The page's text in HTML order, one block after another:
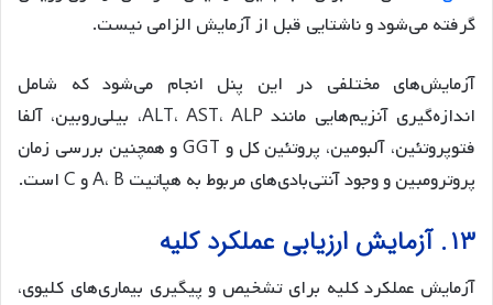
گرفته می‌شود و ناشتایی قبل از آزمایش الزامی نیست.
آزمایش‌های مختلفی در این پنل انجام می‌شود که شامل
اندازه‌گیری آنزیم‌هایی مانند ALT، AST، ALP، بیلی‌روبین، آلفا
فتوپروتئین، آلبومین، پروتئین کل و GGT و همچنین بررسی زمان
پروترومبین و وجود آنتی‌بادی‌های مربوط به هپاتیت A، B و C است.
۱۳. آزمایش‌ ارزیابی عملکرد کلیه
آزمایش عملکرد کلیه برای تشخیص و پیگیری بیماری‌های کلیوی،